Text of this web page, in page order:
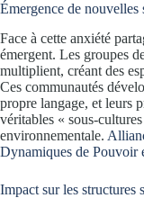
Émergence de nouvelles
Face à cette anxiété
émergent. Les groupes
multiplient, créant des
Ces communautés
propre langage, et leurs
véritables « sous-
environnementale.
Dynamiques de Pouvoir
Impact sur les structures